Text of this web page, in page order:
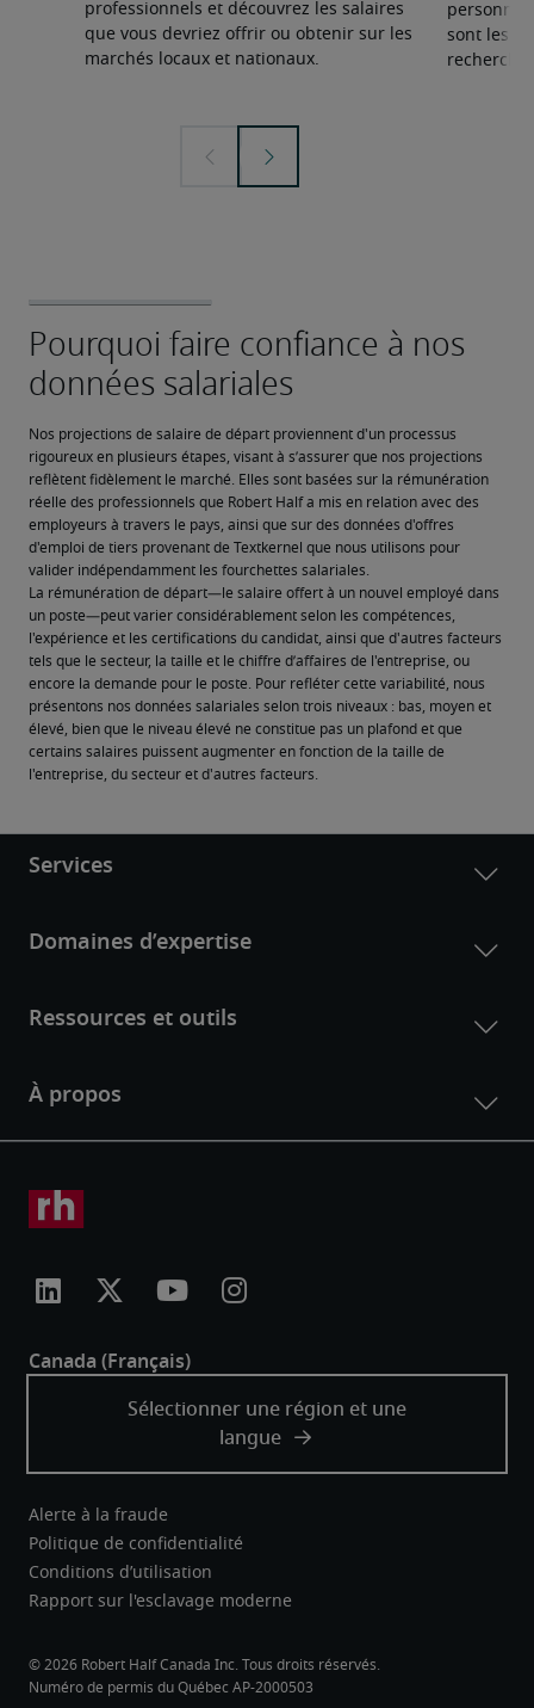
professionnels et découvrez les salaires
que vous devriez offrir ou obtenir sur les
marchés locaux et nationaux.
personnel
sont les
Nos projections de salaire de départ proviennent d'un processus
rigoureux en plusieurs étapes, visant à s’assurer que nos projections
reflètent fidèlement le marché. Elles sont basées sur la rémunération
réelle des professionnels que Robert Half a mis en relation avec des
employeurs à travers le pays, ainsi que sur des données d'offres
d'emploi de tiers provenant de Textkernel que nous utilisons pour
valider indépendamment les fourchettes salariales.
La rémunération de départ—le salaire offert à un nouvel employé dans
un poste—peut varier considérablement selon les compétences,
l'expérience et les certifications du candidat, ainsi que d'autres facteurs
tels que le secteur, la taille et le chiffre d’affaires de l'entreprise, ou
encore la demande pour le poste. Pour refléter cette variabilité, nous
présentons nos données salariales selon trois niveaux : bas, moyen et
élevé, bien que le niveau élevé ne constitue pas un plafond et que
certains salaires puissent augmenter en fonction de la taille de
l'entreprise, du secteur et d'autres facteurs.
Alerte à la fraude
Politique de confidentialité
Conditions d’utilisation
Rapport sur l'esclavage moderne
Robert Half Canada Inc. Tous droits réservés.